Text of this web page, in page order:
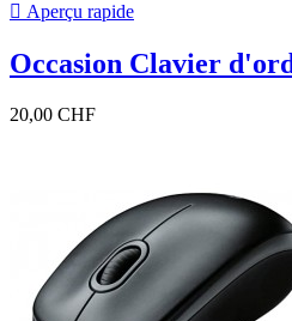
 Aperçu rapide
Occasion Clavier
20,00 CHF